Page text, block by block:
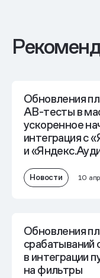
Обновления
AB-тесты в
ускоренное
интеграция с
и
Новости 10
Обновления
срабатываний
в интеграции
на фильтры